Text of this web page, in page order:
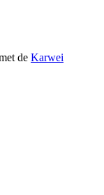
de Karwei